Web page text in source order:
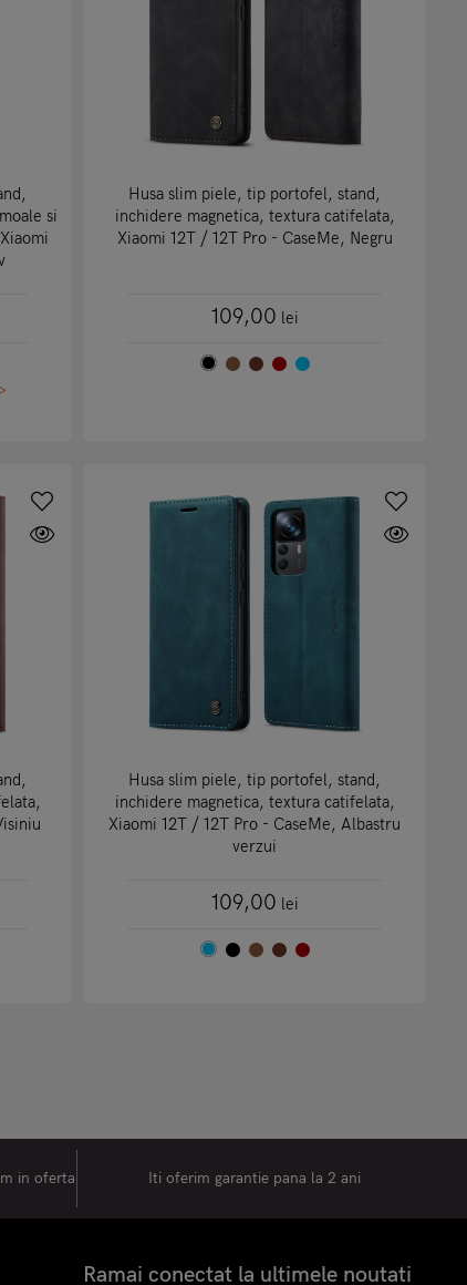
si
Husa slim piele, tip portofel, stand,
inchidere magnetica, textura catifelata,
Xiaomi 12T / 12T Pro - CaseMe, Negru
109,00 lei
Husa slim piele, tip portofel, stand,
inchidere magnetica, textura catifelata,
Xiaomi 12T / 12T Pro - CaseMe, Albastru
verzui
109,00 lei
in oferta Iti oferim garantie pana la 2 ani
Ramai conectat la ultimele noutati